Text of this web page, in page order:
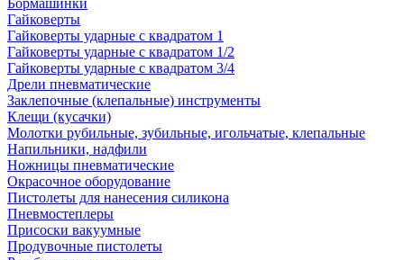
Бормашинки
Гайковерты
Гайковерты ударные с квадратом 1
Гайковерты ударные с квадратом 1/2
Гайковерты ударные с квадратом 3/4
Дрели пневматические
Заклепочные (клепальные) инструменты
Клещи (кусачки)
Молотки рубильные, зубильные, игольчатые, клепальные
Напильники, надфили
Ножницы пневматические
Окрасочное оборудование
Пистолеты для нанесения силикона
Пневмостеплеры
Присоски вакуумные
Продувочные пистолеты